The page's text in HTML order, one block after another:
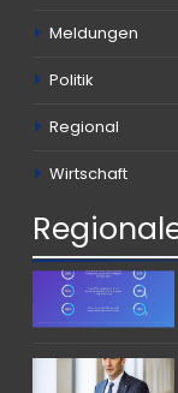
Meldungen
Politik
Regional
Wirtschaft